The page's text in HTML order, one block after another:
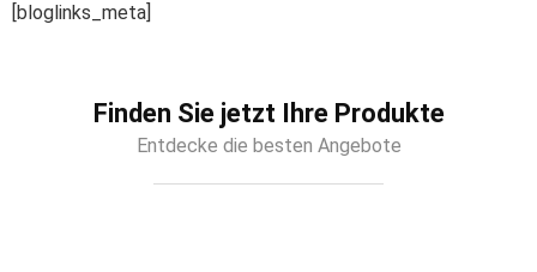
[bloglinks_meta]
Finden Sie jetzt Ihre Produkte
Entdecke die besten Angebote